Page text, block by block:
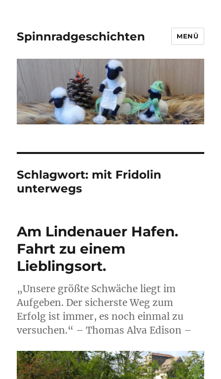
Spinnradgeschichten MENÜ
Schlagwort: mit Fridolin
unterwegs
Am Lindenauer Hafen.
Fahrt zu einem
Lieblingsort.
„Unsere größte Schwäche liegt im
Aufgeben. Der sicherste Weg zum
Erfolg ist immer, es noch einmal zu
versuchen.“ – Thomas Alva Edison –